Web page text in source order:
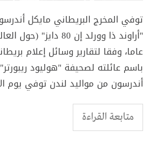
توفي المخرج البريطاني مايكل
عاما، وفقا لتقارير وسائل إعلام
باسم عائلته لصحيفة "هوليود
أندرسون من مواليد لندن توفي يوم
متابعة القراءة